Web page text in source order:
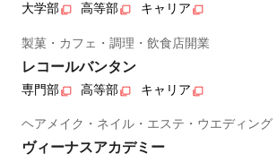
大学部 高等部 キャリア
製菓・カフェ・調理・飲食店開業
レコールバンタン
専門部 高等部 キャリア
ヘアメイク・ネイル・エステ・ウエディング
ヴィーナスアカデミー